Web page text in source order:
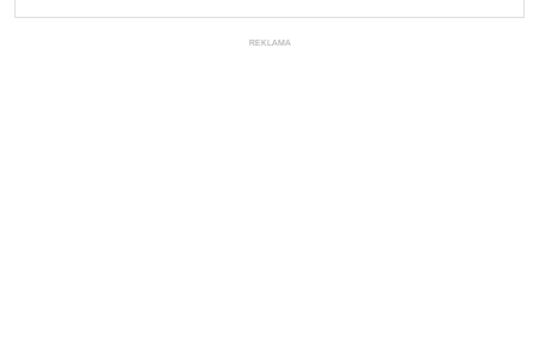
REKLAMA